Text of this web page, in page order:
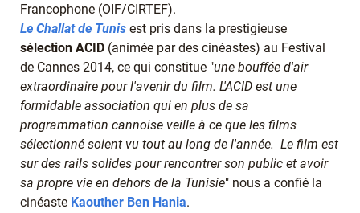
Francophone (OIF/CIRTEF).
Le Challat de Tunis est pris dans la prestigieuse
sélection ACID (animée par des cinéastes) au Festival
de Cannes 2014, ce qui constitue "une bouffée d'air
extraordinaire pour l'avenir du film. L'ACID est une
formidable association qui en plus de sa
programmation cannoise veille à ce que les films
sélectionné soient vu tout au long de l'année. Le film est
sur des rails solides pour rencontrer son public et avoir
sa propre vie en dehors de la Tunisie" nous a confié la
cinéaste Kaouther Ben Hania.